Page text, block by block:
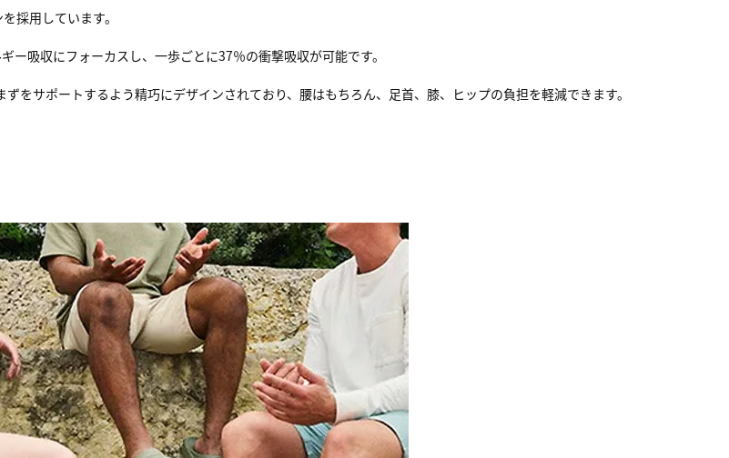
採用しています。
吸収にフォーカスし、一歩ごとに37％の衝撃吸収が可能です。
をサポートするよう精巧にデザインされており、腰はもちろん、足首、膝、ヒップの負担を軽減できます。